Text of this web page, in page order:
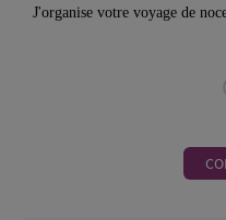
J'organise votre voyage de